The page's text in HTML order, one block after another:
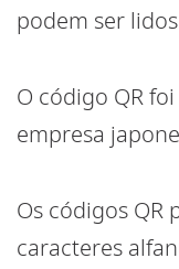
podem ser
O código QR
empresa
Os códigos QR
caracteres